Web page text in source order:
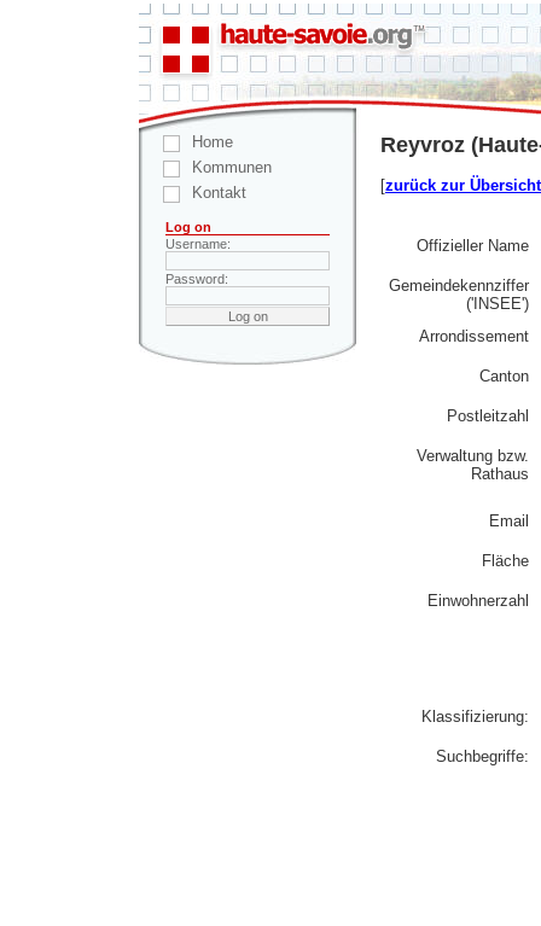
Home
Kommunen
Kontakt
Log on
Username:
Password:
Reyvroz
[zurück zur Übersicht
Offizieller Name
Gemeindekennziffer
('INSEE')
Arrondissement
Canton
Postleitzahl
Verwaltung bzw.
Rathaus
Email
Fläche
Einwohnerzahl
Klassifizierung:
Suchbegriffe: